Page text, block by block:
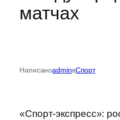
матчах
НаписаноadminвСпорт
«Спорт-экспресс»: